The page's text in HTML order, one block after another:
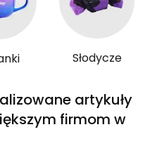
Słodycze
artykuły
firmom w